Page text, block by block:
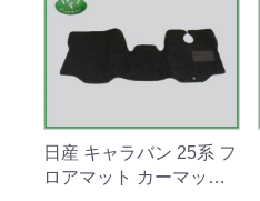
日産 キャラバン 25系 フ
ロアマット カーマット 1